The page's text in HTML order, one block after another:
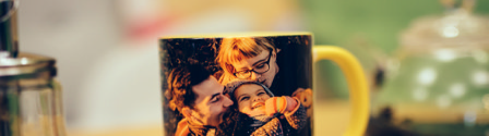
Ваш регион доставки
Выберите из списка: